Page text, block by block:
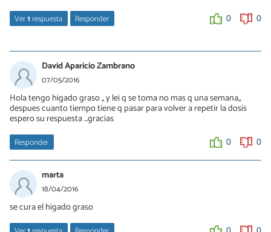
Ver1respuesta Responder 0 0
20/05/2016
Hola, con una dieta sana la grasa se eliminará. Un remedio casero
bueno para ayudar a limpiar el hígado es tomar cada día en
ayunas un vaso de agua tibia potable (no de grifo) con el zumo de
un limón grande exprimido, sin azúcar ni nada más. El limón
ayuda a eliminar la grasa del cuerpo y facilita la limpieza del
y cambias tu alimentación. Saludos
0 2
David Aparicio Zambrano
07/05/2016
Hola tengo higado graso ,, y lei q se toma no mas q una semana,,
despues cuanto tiempo tiene q pasar para volver a repetir la dosis
espero su respuesta ...gracias
Responder 0 0
marta
18/04/2016
se cura el higado graso
0 0